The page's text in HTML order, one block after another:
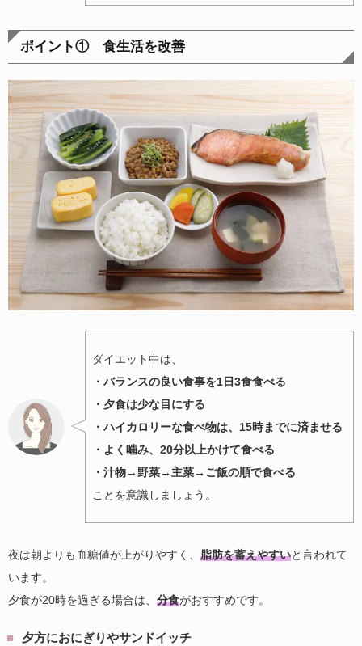
ポイント① 食生活を改善
ダイエット中は、
・バランスの良い食事を1日3食食べる
・夕食は少な目にする
・ハイカロリーな食べ物は、15時までに済ませる
・よく噛み、20分以上かけて食べる
・汁物→野菜→主菜→ご飯の順で食べる
ことを意識しましょう。
夜は朝よりも血糖値が上がりやすく、 脂肪を蓄えやすいと言われて
います。
夕食が20時を過ぎる場合は、 分食がおすすめです。
夕方におにぎりやサンドイッチ